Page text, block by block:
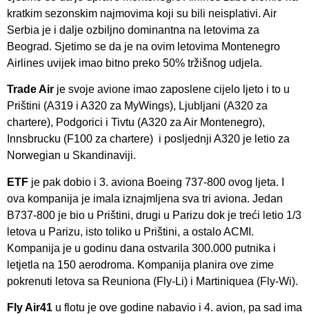
kratkim sezonskim najmovima koji su bili neisplativi. Air
Serbia je i dalje ozbiljno dominantna na letovima za
Beograd. Sjetimo se da je na ovim letovima Montenegro
Airlines uvijek imao bitno preko 50% tržišnog udjela.
Trade Air je svoje avione imao zaposlene cijelo ljeto i to u
Prištini (A319 i A320 za MyWings), Ljubljani (A320 za
chartere), Podgorici i Tivtu (A320 za Air Montenegro),
Innsbrucku (F100 za chartere) i posljednji A320 je letio za
Norwegian u Skandinaviji.
ETF je pak dobio i 3. aviona Boeing 737-800 ovog ljeta. I
ova kompanija je imala iznajmljena sva tri aviona. Jedan
B737-800 je bio u Prištini, drugi u Parizu dok je treći letio 1/3
letova u Parizu, isto toliko u Prištini, a ostalo ACMI.
Kompanija je u godinu dana ostvarila 300.000 putnika i
letjetla na 150 aerodroma. Kompanija planira ove zime
pokrenuti letova sa Reuniona (Fly-Li) i Martiniquea (Fly-Wi).
Fly Air41 u flotu je ove godine nabavio i 4. avion, pa sad ima